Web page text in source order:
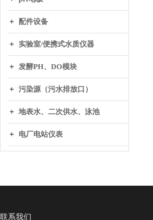
配件设备
实验室/便携式水质仪器
发酵PH、DO模块
污染源（污水排放口）
地表水、二次供水、泳池
电厂电站仪表
联系我们